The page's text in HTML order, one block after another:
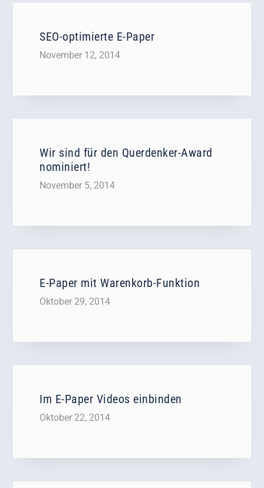
SEO-optimierte E-Paper
November 12, 2014
Wir sind für den Querdenker-Award
nominiert!
November 5, 2014
E-Paper mit Warenkorb-Funktion
Oktober 29, 2014
Im E-Paper Videos einbinden
Oktober 22, 2014